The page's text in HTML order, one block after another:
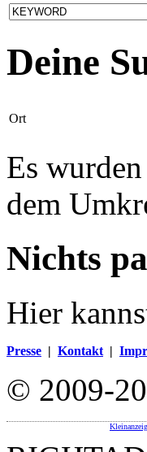
Deine
Ort
Es
dem
Nichts
Hier
Presse | Kontakt |
© 2009-